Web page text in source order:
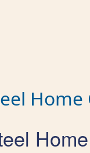
Home